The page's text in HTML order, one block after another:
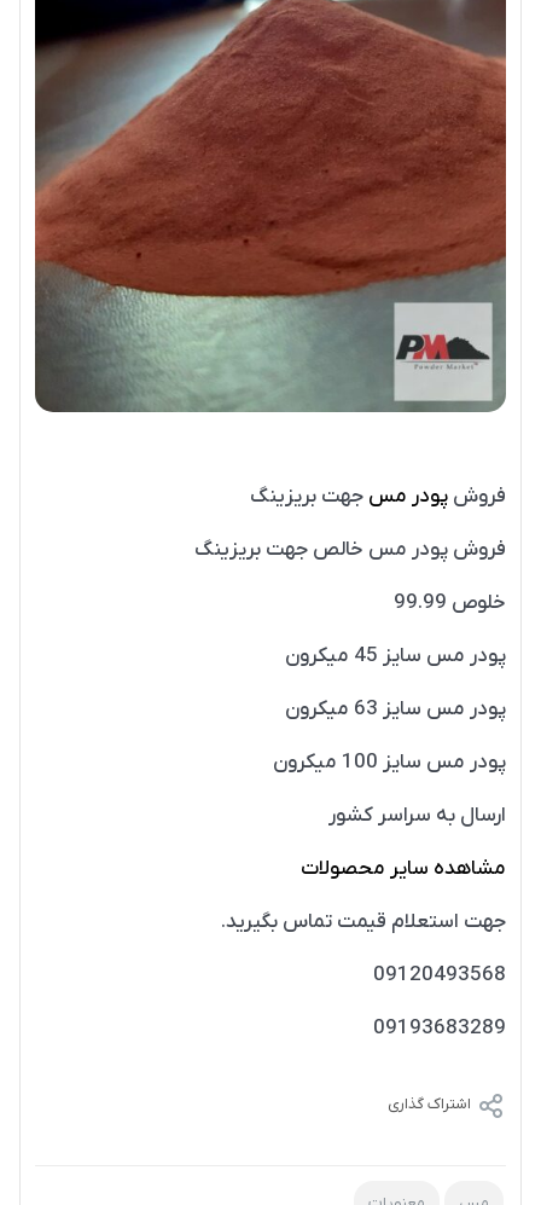
فروش پودر مس جهت بریزینگ
فروش پودر مس خالص جهت بریزینگ
خلوص 99.99
پودر مس سایز 45 میکرون
پودر مس سایز 63 میکرون
پودر مس سایز 100 میکرون
ارسال به سراسر کشور
مشاهده سایر محصولات
جهت استعلام قیمت تماس بگیرید.
09120493568
09193683289
اشتراک گذاری